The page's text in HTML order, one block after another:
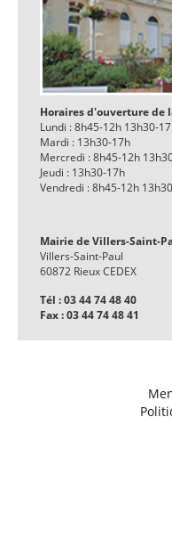
Horaires d'ouverture de
Lundi : 8h45-12h 13h30-
Mardi : 13h30-17h
Mercredi : 8h45-12h
Jeudi : 13h30-17h
Vendredi : 8h45-12h
Mairie de Villers-Saint-
Villers-Saint-Paul
60872 Rieux CEDEX
Tél : 03 44 74 48 40
Fax : 03 44 74 48 41